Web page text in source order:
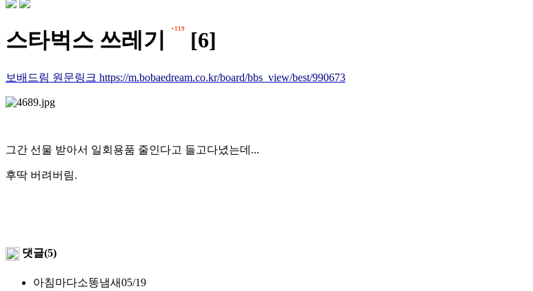
스타벅스 쓰레기 +119 [6]
보배드림 원문링크 https://m.bobaedream.co.kr/board/bbs_view/best/990673
그간 선물 받아서 일회용품 줄인다고 들고다녔는데...
후딱 버려버림.
댓글(5)
아침마다소똥냄새05/19